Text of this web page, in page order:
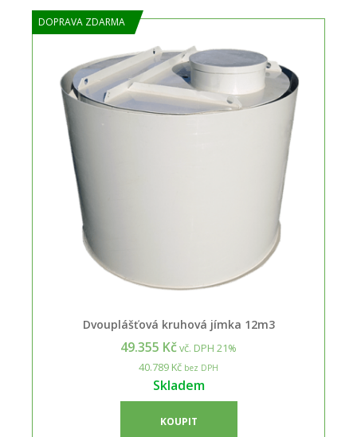
DOPRAVA ZDARMA
Dvouplášťová kruhová jímka 12m3
49.355 Kčvč. DPH 21%
40.789 Kč bez DPH
Skladem
KOUPIT